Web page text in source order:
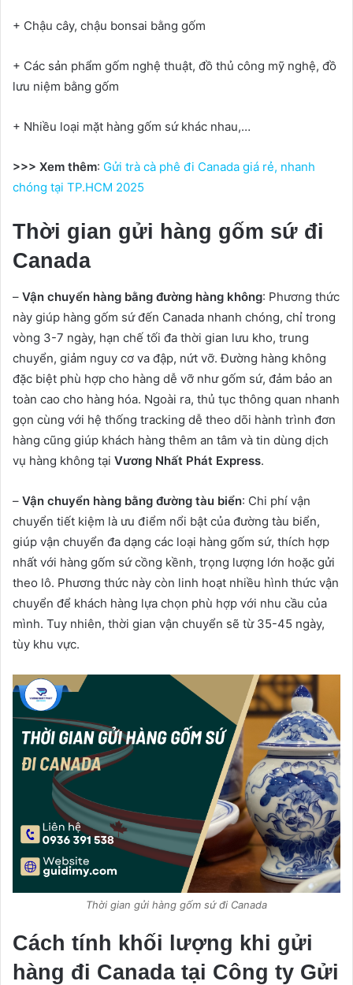
+ Chậu cây, chậu bonsai bằng gốm
+ Các sản phẩm gốm nghệ thuật, đồ thủ công mỹ nghệ, đồ
lưu niệm bằng gốm
+ Nhiều loại mặt hàng gốm sứ khác nhau,…
>>> Xem thêm: Gửi trà cà phê đi Canada giá rẻ, nhanh
chóng tại TP.HCM 2025
Thời gian gửi hàng gốm sứ đi
Canada
– Vận chuyển hàng bằng đường hàng không: Phương thức
này giúp hàng gốm sứ đến Canada nhanh chóng, chỉ trong
vòng 3-7 ngày, hạn chế tối đa thời gian lưu kho, trung
chuyển, giảm nguy cơ va đập, nứt vỡ. Đường hàng không
đặc biệt phù hợp cho hàng dễ vỡ như gốm sứ, đảm bảo an
toàn cao cho hàng hóa. Ngoài ra, thủ tục thông quan nhanh
gọn cùng với hệ thống tracking dễ theo dõi hành trình đơn
hàng cũng giúp khách hàng thêm an tâm và tin dùng dịch
vụ hàng không tại Vương Nhất Phát Express.
– Vận chuyển hàng bằng đường tàu biển: Chi phí vận
chuyển tiết kiệm là ưu điểm nổi bật của đường tàu biển,
giúp vận chuyển đa dạng các loại hàng gốm sứ, thích hợp
nhất với hàng gốm sứ cồng kềnh, trọng lượng lớn hoặc gửi
theo lô. Phương thức này còn linh hoạt nhiều hình thức vận
chuyển để khách hàng lựa chọn phù hợp với nhu cầu của
mình. Tuy nhiên, thời gian vận chuyển sẽ từ 35-45 ngày,
tùy khu vực.
Thời gian gửi hàng gốm sứ đi Canada
Cách tính khối lượng khi gửi
hàng đi Canada tại Công ty Gửi